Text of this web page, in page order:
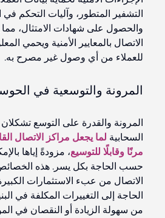
التشفير المتطور، وآليات التحكم في
والحصول على شهادات الامتثال، مما
الاتصال بالمعايير الأمنية ويحمي
للعملاء من أي وصول غير مصرح به.
المرونة والتوسعية في
المرونة والقدرة على التوسع
السحابية لما يجعل مراكز الاتصال
مرنًا وقابلًا للتوسيع، مزودةً إياها
حسب الحاجة بكل يسر. هذه
الاتصال من عبء الاستثمارات
الحاجة إلى التغييرات المكلفة في
من سهولة الزيادة أو النقصان في